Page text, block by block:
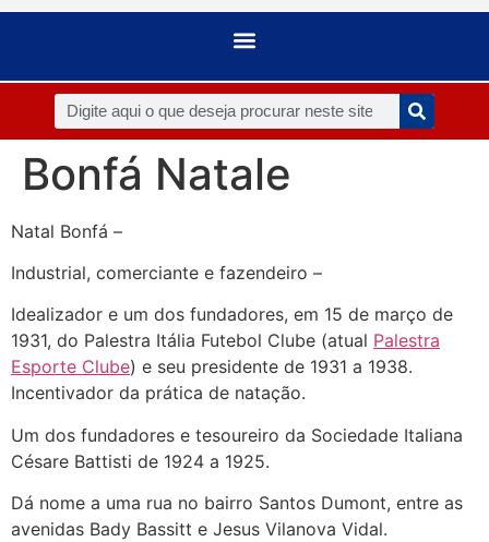
Bonfá Natale
Natal Bonfá –
Industrial, comerciante e fazendeiro –
Idealizador e um dos fundadores, em 15 de março de
1931, do Palestra Itália Futebol Clube (atual Palestra
Esporte Clube) e seu presidente de 1931 a 1938.
Incentivador da prática de natação.
Um dos fundadores e tesoureiro da Sociedade Italiana
Césare Battisti de 1924 a 1925.
Dá nome a uma rua no bairro Santos Dumont, entre as
avenidas Bady Bassitt e Jesus Vilanova Vidal.